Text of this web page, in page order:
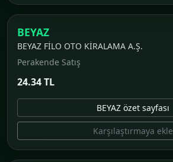
BEYAZ
BEYAZ FİLO OTO KİRALAMA A.Ş.
Perakende Satış
24.34 TL
BEYAZ özet sayfası
Karşılaştırmaya ekle